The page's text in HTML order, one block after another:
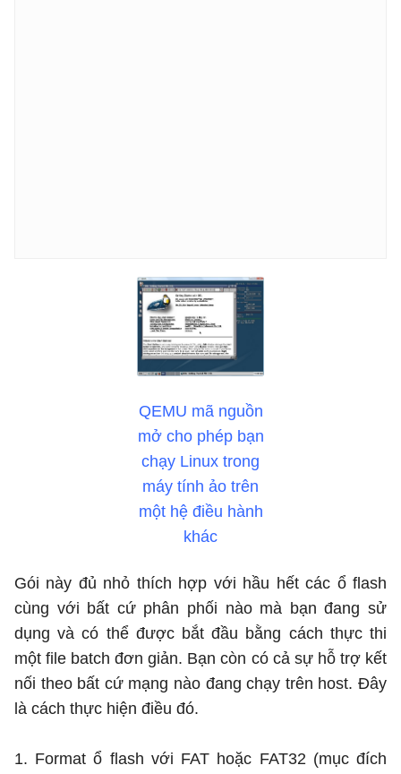
QEMU mã nguồn
mở cho phép bạn
chạy Linux trong
máy tính ảo trên
một hệ điều hành
khác
Gói này đủ nhỏ thích hợp với hầu hết các ổ flash
cùng với bất cứ phân phối nào mà bạn đang sử
dụng và có thể được bắt đầu bằng cách thực thi
một file batch đơn giản. Bạn còn có cả sự hỗ trợ kết
nối theo bất cứ mạng nào đang chạy trên host. Đây
là cách thực hiện điều đó.
1. Format ổ flash với FAT hoặc FAT32 (mục đích